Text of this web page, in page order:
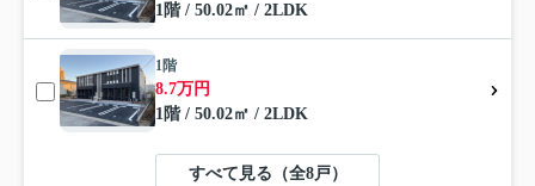
1階 / 50.02㎡ / 2LDK
1階
8.7万円
1階 / 50.02㎡ / 2LDK
すべて見る（全8戸）